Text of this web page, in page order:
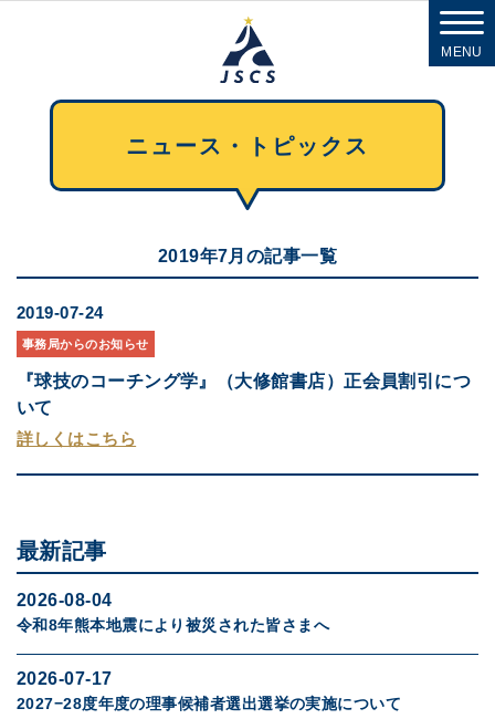
MENU
ニュース・トピックス
2019年7月の記事一覧
2019-07-24
事務局からのお知らせ
『球技のコーチング学』（大修館書店）正会員割引につ
いて
詳しくはこちら
最新記事
2026-08-04
令和8年熊本地震により被災された皆さまへ
2026-07-17
2027−28度年度の理事候補者選出選挙の実施について